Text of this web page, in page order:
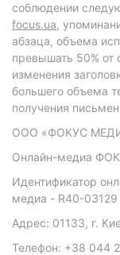
соблюдении
focus.ua,
абзаца, объема
превышать 50% от
изменения
большего объема
получения
ООО «ФОКУС
Онлайн-медиа
Идентификатор
медиа - R40-03129
Адрес: 01133, г.
Телефон: +38 044